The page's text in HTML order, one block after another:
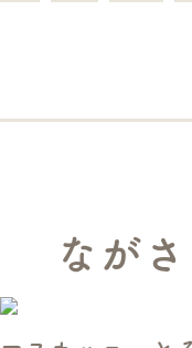
なが